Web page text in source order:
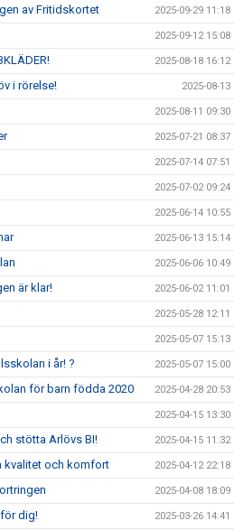
av Fritidskortet 2025-09-29 11:18
2025-09-12 15:08
2025-08-18 16:12
i rörelse! 2025-08-13
2025-08-11 09:30
2025-07-21 08:37
2025-07-14 07:51
2025-07-02 09:24
2025-06-14 10:55
2025-06-13 15:14
2025-06-06 10:49
är klar! 2025-06-02 11:01
2025-05-28 12:11
2025-05-07 15:13
i år! ? 2025-05-07 15:00
för barn födda 2020 2025-04-28 20:53
2025-04-15 13:30
stötta Arlövs BI! 2025-04-15 11:32
kvalitet och komfort 2025-04-12 22:18
2025-04-08 18:09
dig! 2025-03-26 14:41